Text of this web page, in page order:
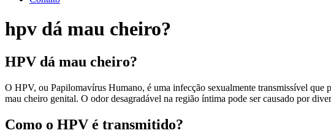
hpv dá mau cheiro?
HPV dá mau cheiro?
O HPV, ou Papilomavírus Humano, é uma infecção sexualmente transmissível que
mau cheiro genital. O odor desagradável na região íntima pode ser causado por
Como o HPV é transmitido?